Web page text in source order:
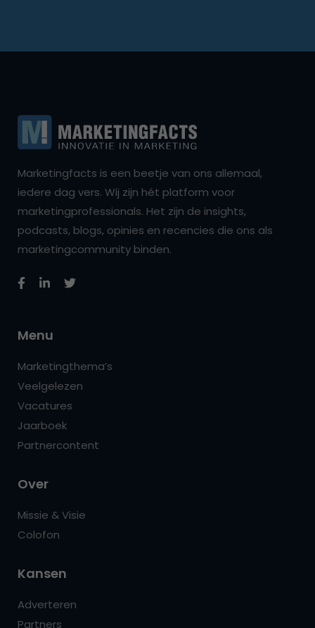
Marketingfacts is een beetje van ons allemaal,
iedere dag vers. Wij zijn hét platform voor
marketingprofessionals. Het zijn de insights,
podcasts, blogs, opinies en recencies die ons als
marketingcommunity binden.
Menu
Marketingthema’s
Veelgelezen
Vacatures
Jaarboek
Partnercontent
Over
Missie & Visie
Colofon
Kansen
Adverteren
Partners